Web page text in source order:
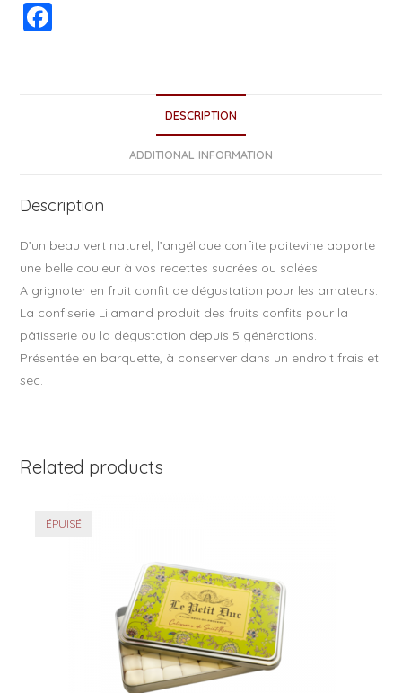
o
k
DESCRIPTION
ADDITIONAL INFORMATION
Description
D’un beau vert naturel, l’angélique confite poitevine apporte
une belle couleur à vos recettes sucrées ou salées.
A grignoter en fruit confit de dégustation pour les amateurs.
La confiserie Lilamand produit des fruits confits pour la
pâtisserie ou la dégustation depuis 5 générations.
Présentée en barquette, à conserver dans un endroit frais et
sec.
Related products
ÉPUISÉ